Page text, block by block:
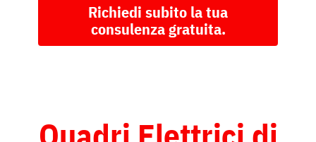
Richiedi subito la tua
consulenza gratuita.